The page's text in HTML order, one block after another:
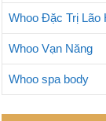
Whoo Đặc Trị Lão
Whoo Vạn Năng
Whoo spa body